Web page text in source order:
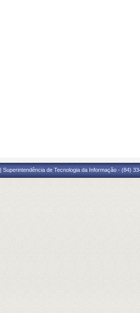
Superintendência de Tecnologia da Informação - (84)